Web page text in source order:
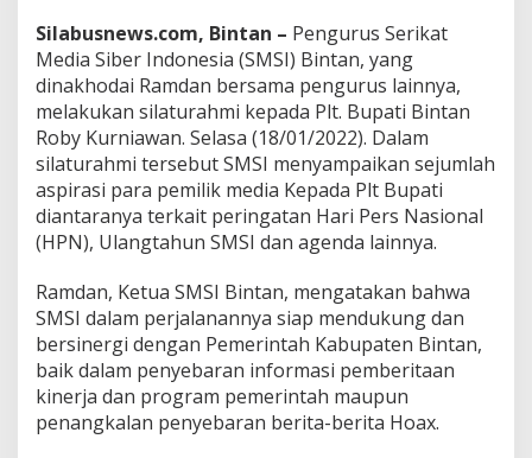
B
i
n
t
a
n
D
r
i
B
r
t
a
H
o
a
x
Silabusnews.com, Bintan – Pengurus Serikat
Media Siber Indonesia (SMSI) Bintan, yang
dinakhodai Ramdan bersama pengurus lainnya,
melakukan silaturahmi kepada Plt. Bupati Bintan
Roby Kurniawan. Selasa (18/01/2022). Dalam
silaturahmi tersebut SMSI menyampaikan sejumlah
aspirasi para pemilik media Kepada Plt Bupati
diantaranya terkait peringatan Hari Pers Nasional
(HPN), Ulangtahun SMSI dan agenda lainnya.
Ramdan, Ketua SMSI Bintan, mengatakan bahwa
SMSI dalam perjalanannya siap mendukung dan
bersinergi dengan Pemerintah Kabupaten Bintan,
baik dalam penyebaran informasi pemberitaan
kinerja dan program pemerintah maupun
penangkalan penyebaran berita-berita Hoax.